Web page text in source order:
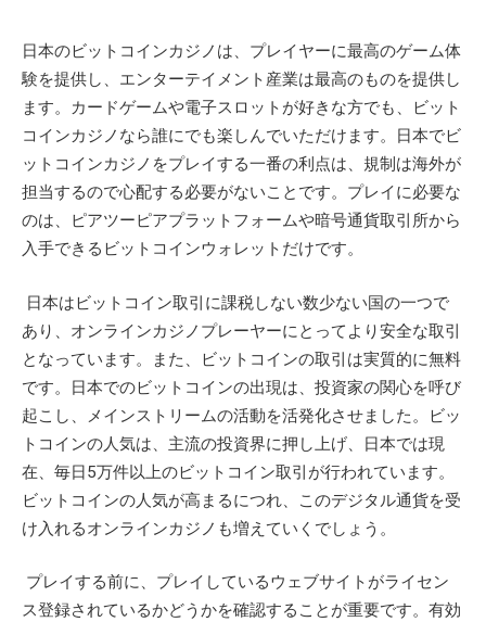
日本のビットコインカジノは、プレイヤーに最高のゲーム体
験を提供し、エンターテイメント産業は最高のものを提供し
ます。カードゲームや電子スロットが好きな方でも、ビット
コインカジノなら誰にでも楽しんでいただけます。日本でビ
ットコインカジノをプレイする一番の利点は、規制は海外が
担当するので心配する必要がないことです。プレイに必要な
のは、ピアツーピアプラットフォームや暗号通貨取引所から
入手できるビットコインウォレットだけです。
日本はビットコイン取引に課税しない数少ない国の一つで
あり、オンラインカジノプレーヤーにとってより安全な取引
となっています。また、ビットコインの取引は実質的に無料
です。日本でのビットコインの出現は、投資家の関心を呼び
起こし、メインストリームの活動を活発化させました。ビッ
トコインの人気は、主流の投資界に押し上げ、日本では現
在、毎日5万件以上のビットコイン取引が行われています。
ビットコインの人気が高まるにつれ、このデジタル通貨を受
け入れるオンラインカジノも増えていくでしょう。
プレイする前に、プレイしているウェブサイトがライセン
ス登録されているかどうかを確認することが重要です。有効